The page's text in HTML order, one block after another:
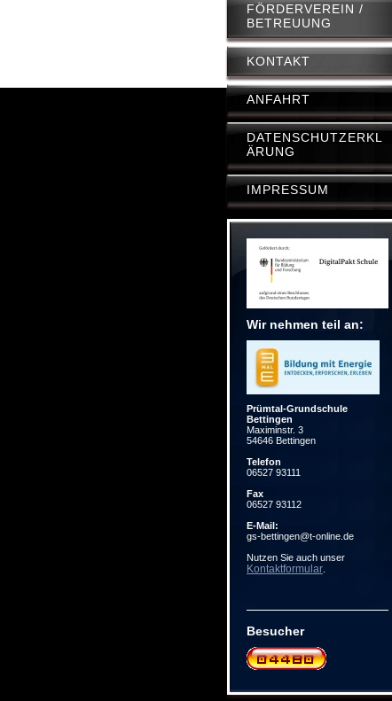
FÖRDERVEREIN /
BETREUUNG
KONTAKT
ANFAHRT
DATENSCHUTZERKL
ÄRUNG
IMPRESSUM
Wir nehmen teil an:
Prümtal-Grundschule
Bettingen
Maximinstr. 3
54646 Bettingen
Telefon
06527 93111
Fax
06527 93112
E-Mail:
gs-bettingen@t-online.de
Nutzen Sie auch unser
Kontaktformular
Besucher